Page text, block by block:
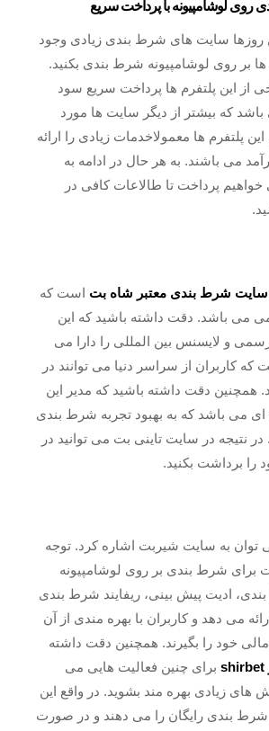
روی لوشامپیونه با پرداخت سریع
روزها سایت های شرط بندی زیادی وجود
ها بر روی لوشامپیونه شرط بندی بکنید.
از این پلتفرم ها پرداخت سریع سود
باشد که بیشتر از دیگر سایت ها مورد
پلتفرم ها معمولاخدمات زیادی را ارائه
می باشند. به هر حال در ادامه به
پرداخت تا طالاعات کافی در
سایت شرط بندی معتبر شاه بت است که
می باشد. دقت داشته باشید که این
و لایسنس بین المللی را دارا می
کاربران از سراسر دنیا می توانند در
همچنین دقت داشته باشید که مدیر این
می باشد که به بهبود تجربه شرط بندی
در نتیجه در سایت تاینی بت می توانید در
را برداشت بکنید.
توان به سایت شیربت اشاره کرد. توجه
برای شرط بندی بر روی لوشامپیونه
ادیت پیش بینی، ریفایند شرط بندی
می دهد و کاربران با بهره مندی از آن
خود را بگیرند. همچنین دقت داشته
برای چنین فعالیت هایی می
های زیادی بهره مند بشوید. در واقع این
بندی رایگان را می دهند و در صورت